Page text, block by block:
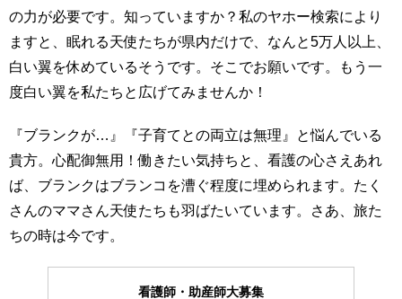
の力が必要です。知っていますか？私のヤホー検索により
ますと、眠れる天使たちが県内だけで、なんと5万人以上、
白い翼を休めているそうです。そこでお願いです。もう一
度白い翼を私たちと広げてみませんか！
『ブランクが…』『子育てとの両立は無理』と悩んでいる
貴方。心配御無用！働きたい気持ちと、看護の心さえあれ
ば、ブランクはブランコを漕ぐ程度に埋められます。たく
さんのママさん天使たちも羽ばたいています。さあ、旅た
ちの時は今です。
看護師・助産師大募集